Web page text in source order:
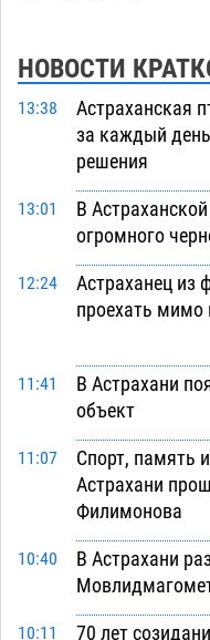
НОВОСТИ
13:38
Астраханская
за каждый
решения
13:01
В
огромного
12:24
Астраханец из
проехать мимо
11:41
В Астрахани
объект
11:07
Спорт, память
Астрахани
Филимонова
10:40
В Астрахани
10:11 70 лет